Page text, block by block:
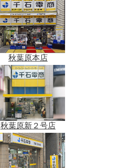
秋葉原本店
秋葉原新２号店